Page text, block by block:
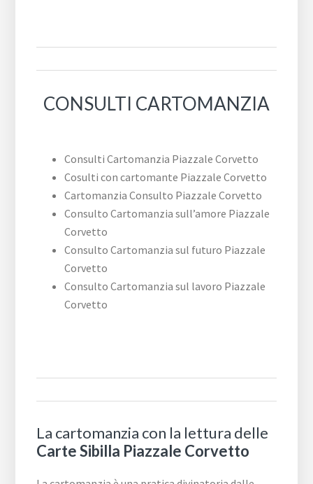
CONSULTI CARTOMANZIA
Consulti Cartomanzia ​Piazzale ​Corvetto
Cosulti con cartomante ​Piazzale ​Corvetto
Cartomanzia Consulto ​Piazzale ​Corvetto
Consulto Cartomanzia sull’amore ​Piazzale ​
Corvetto
Consulto Cartomanzia sul futuro ​Piazzale ​
Corvetto
Consulto Cartomanzia sul lavoro ​Piazzale ​
Corvetto
La cartomanzia con la lettura delle
Carte Sibilla ​Piazzale ​Corvetto